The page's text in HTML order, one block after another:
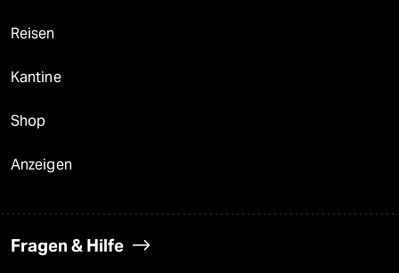
Reisen
Kantine
Shop
Anzeigen
Fragen & Hilfe